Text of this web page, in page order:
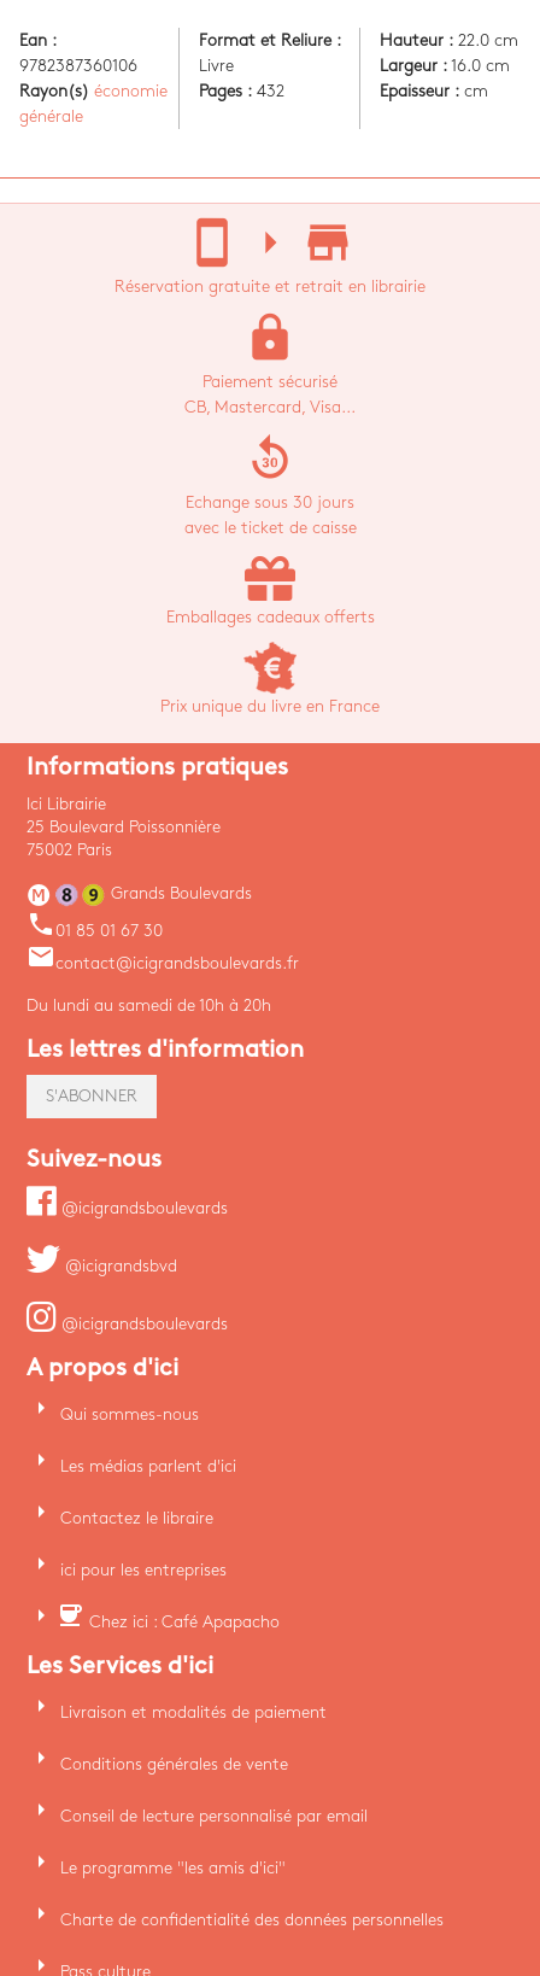
Ean :
9782387360106
Rayon(s) économie
générale
Format et Reliure :
Livre
Pages : 432
Hauteur :22.0 cm
Largeur :16.0 cm
Epaisseur :cm
stay_current_portrait arrow_right store_mall_directory
Réservation gratuite et retrait en librairie
lock
Paiement sécurisé
CB, Mastercard, Visa...
replay_30
Echange sous 30 jours
avec le ticket de caisse
Emballages cadeaux offerts
Prix unique du livre en France
Informations pratiques
Ici Librairie
25 Boulevard Poissonnière
75002 Paris
Grands Boulevards
phone 01 85 01 67 30
emailcontact@icigrandsboulevards.fr
Du lundi au samedi de 10h à 20h
Les lettres d'information
S'ABONNER
Suivez-nous
@icigrandsboulevards
@icigrandsbvd
@icigrandsboulevards
A propos d'ici
arrow_right Qui sommes-nous
arrow_right Les médias parlent d'ici
arrow_right Contactez le libraire
arrow_right ici pour les entreprises
arrow_right coffee Chez ici : Café Apapacho
Les Services d'ici
arrow_right Livraison et modalités de paiement
arrow_right Conditions générales de vente
arrow_right Conseil de lecture personnalisé par email
arrow_right Le programme "les amis d'ici"
arrow_right Charte de confidentialité des données personnelles
arrow_right Pass culture